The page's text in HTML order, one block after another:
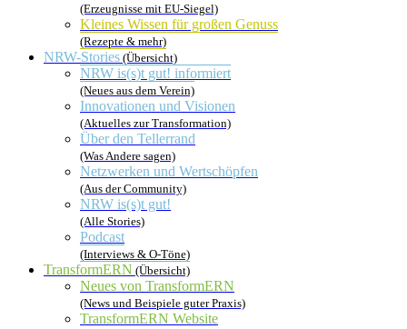
(Erzeugnisse mit EU-Siegel)
Kleines Wissen für großen Genuss
(Rezepte & mehr)
NRW-Stories (Übersicht)
NRW is(s)t gut! informiert
(Neues aus dem Verein)
Innovationen und Visionen
(Aktuelles zur Transformation)
Über den Tellerrand
(Was Andere sagen)
Netzwerken und Wertschöpfen
(Aus der Community)
NRW is(s)t gut!
(Alle Stories)
Podcast
(Interviews & O-Töne)
TransformERN (Übersicht)
Neues von TransformERN
(News und Beispiele guter Praxis)
TransformERN Website